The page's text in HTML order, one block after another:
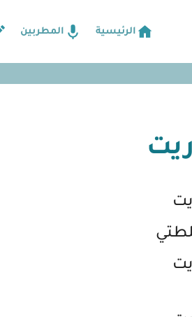
الرئيسية المطربين